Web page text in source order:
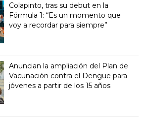
Colapinto, tras su debut en la
Fórmula 1: “Es un momento que
voy a recordar para siempre”
Anuncian la ampliación del Plan de
Vacunación contra el Dengue para
jóvenes a partir de los 15 años